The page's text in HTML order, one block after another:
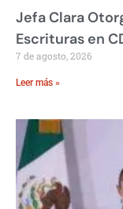
Jefa Clara
Escrituras en
7 de agosto, 2026
Leer más »